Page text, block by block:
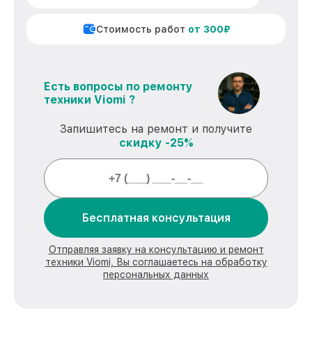
Стоимость работ от 300₽
Есть вопросы по ремонту
техники Viomi ?
Запишитесь на ремонт и получите
скидку -25%
Бесплатная консультация
Отправляя заявку на консультацию и ремонт
техники Viomi, Вы соглашаетесь на обработку
персональных данных